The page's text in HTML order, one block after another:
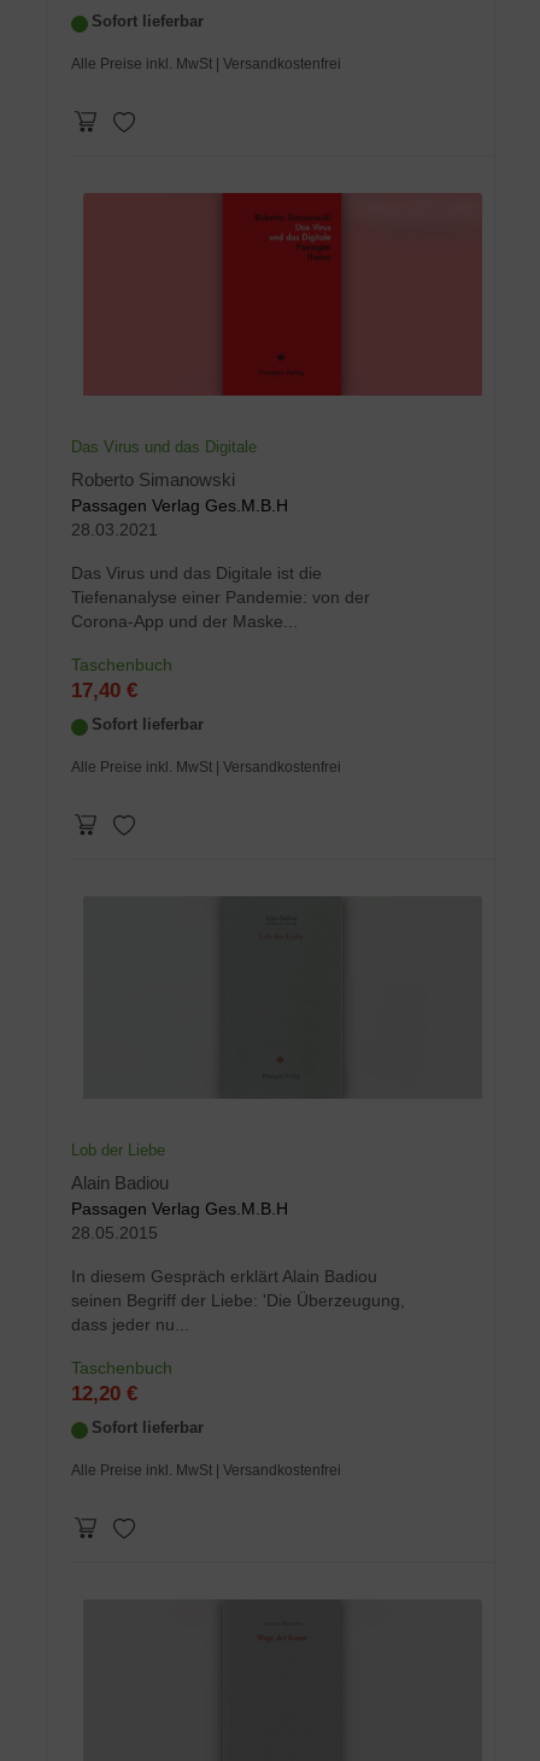
Sofort lieferbar
Alle Preise inkl. MwSt | Versandkostenfrei
Das Virus und das Digitale
Roberto Simanowski
Passagen Verlag Ges.M.B.H
28.03.2021
Das Virus und das Digitale ist die
Tiefenanalyse einer Pandemie: von der
Corona-App und der Maske...
Taschenbuch
17,40 €
Sofort lieferbar
Alle Preise inkl. MwSt | Versandkostenfrei
Lob der Liebe
Alain Badiou
Passagen Verlag Ges.M.B.H
28.05.2015
In diesem Gespräch erklärt Alain Badiou
seinen Begriff der Liebe: 'Die Überzeugung,
dass jeder nu...
Taschenbuch
12,20 €
Sofort lieferbar
Alle Preise inkl. MwSt | Versandkostenfrei